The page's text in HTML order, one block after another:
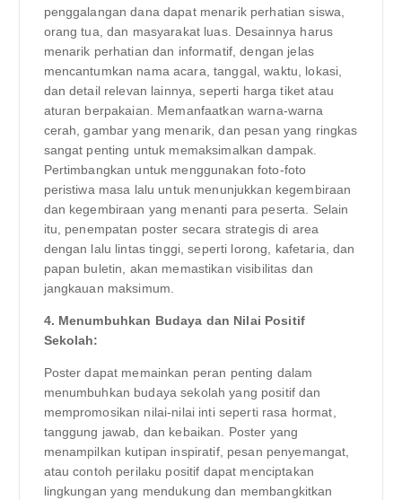
penggalangan dana dapat menarik perhatian siswa,
orang tua, dan masyarakat luas. Desainnya harus
menarik perhatian dan informatif, dengan jelas
mencantumkan nama acara, tanggal, waktu, lokasi,
dan detail relevan lainnya, seperti harga tiket atau
aturan berpakaian. Memanfaatkan warna-warna
cerah, gambar yang menarik, dan pesan yang ringkas
sangat penting untuk memaksimalkan dampak.
Pertimbangkan untuk menggunakan foto-foto
peristiwa masa lalu untuk menunjukkan kegembiraan
dan kegembiraan yang menanti para peserta. Selain
itu, penempatan poster secara strategis di area
dengan lalu lintas tinggi, seperti lorong, kafetaria, dan
papan buletin, akan memastikan visibilitas dan
jangkauan maksimum.
4. Menumbuhkan Budaya dan Nilai Positif
Sekolah:
Poster dapat memainkan peran penting dalam
menumbuhkan budaya sekolah yang positif dan
mempromosikan nilai-nilai inti seperti rasa hormat,
tanggung jawab, dan kebaikan. Poster yang
menampilkan kutipan inspiratif, pesan penyemangat,
atau contoh perilaku positif dapat menciptakan
lingkungan yang mendukung dan membangkitkan